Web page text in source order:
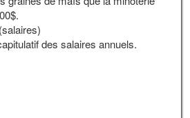
des salaires annuels.